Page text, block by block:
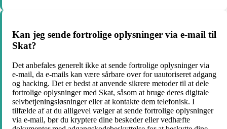
Kan jeg sende fortrolige oplysninger via e-mail til
Skat?
Det anbefales generelt ikke at sende fortrolige oplysninger via
e-mail, da e-mails kan være sårbare over for uautoriseret adgang
og hacking. Det er bedst at anvende sikrere metoder til at dele
fortrolige oplysninger med Skat, såsom at bruge deres digitale
selvbetjeningsløsninger eller at kontakte dem telefonisk. I
tilfælde af at du alligevel vælger at sende fortrolige oplysninger
via e-mail, bør du kryptere dine beskeder eller vedhæfte